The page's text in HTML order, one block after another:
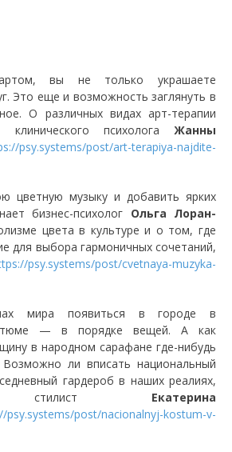
артом, вы не только украшаете
Это еще и возможность заглянуть в
О различных видах арт-терапии
клинического психолога Жанны
psy.systems/post/art-terapiya-najdite-
цветную музыку и добавить ярких
бизнес-психолог Ольга Лоран-
цвета в культуре и о том, где
для выбора гармоничных сочетаний,
psy.systems/post/cvetnaya-muzyka-
мира появиться в городе в
— в порядке вещей. А как
в народном сарафане где-нибудь
ли вписать национальный
гардероб в наших реалиях,
стилист Екатерина
psy.systems/post/nacionalnyj-kostum-v-